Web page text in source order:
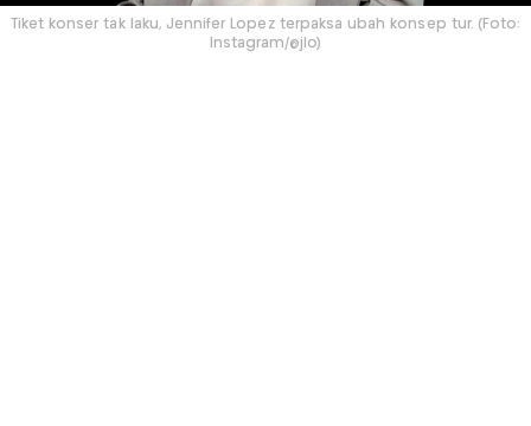
Tiket konser tak laku, Jennifer Lopez terpaksa ubah konsep tur. (Foto:
Instagram/@jlo)